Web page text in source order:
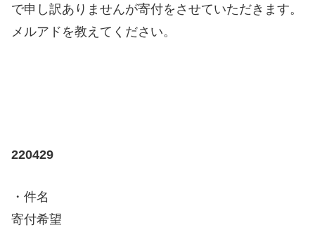
で申し訳ありませんが寄付をさせていただきます。
メルアドを教えてください。
220429
・件名
寄付希望